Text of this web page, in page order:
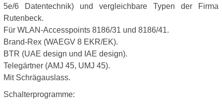
5e/6 Datentechnik) und vergleichbare Typen der Firma
Rutenbeck.
Für WLAN-Accesspoints 8186/31 und 8186/41.
Brand-Rex (WAEGV 8 EKR/EK).
BTR (UAE design und IAE design).
Telegärtner (AMJ 45, UMJ 45).
Mit Schrägauslass.
Schalterprogramme: